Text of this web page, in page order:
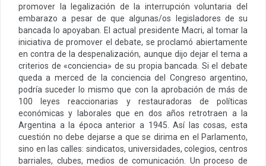
promover la legalización de la interrupción voluntaria del
embarazo a pesar de que algunas/os legisladores de su
bancada lo apoyaban. El actual presidente Macri, al tomar la
iniciativa de promover el debate, se proclamó abiertamente
en contra de la despenalización, aunque dijo dejar el tema a
criterios de «conciencia» de su propia bancada. Si el debate
queda a merced de la conciencia del Congreso argentino,
podría suceder lo mismo que con la aprobación de más de
100 leyes reaccionarias y restauradoras de políticas
económicas y laborales que en dos años retrotraen a la
Argentina a la época anterior a 1945. Así las cosas, esta
cuestión no debe dejarse a que se dirima en el Parlamento,
sino en las calles: sindicatos, universidades, colegios, centros
barriales, clubes, medios de comunicación. Un proceso de